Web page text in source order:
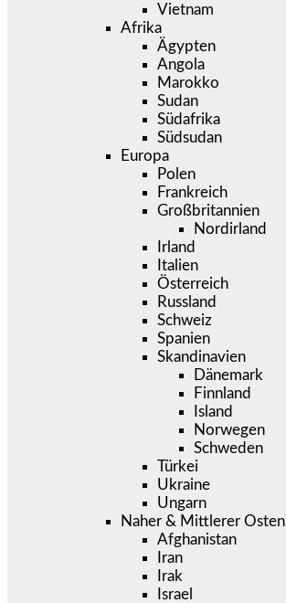
Vietnam
Afrika
Ägypten
Angola
Marokko
Sudan
Südafrika
Südsudan
Europa
Polen
Frankreich
Großbritannien
Nordirland
Irland
Italien
Österreich
Russland
Schweiz
Spanien
Skandinavien
Dänemark
Finnland
Island
Norwegen
Schweden
Türkei
Ukraine
Ungarn
Naher & Mittlerer Osten
Afghanistan
Iran
Irak
Israel